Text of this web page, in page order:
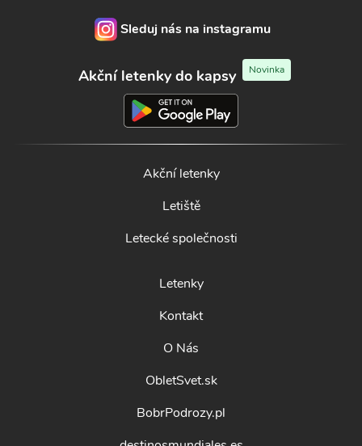
Sleduj nás na instagramu
Akční letenky do kapsy Novinka
Akční letenky
Letiště
Letecké společnosti
Letenky
Kontakt
O Nás
ObletSvet.sk
BobrPodrozy.pl